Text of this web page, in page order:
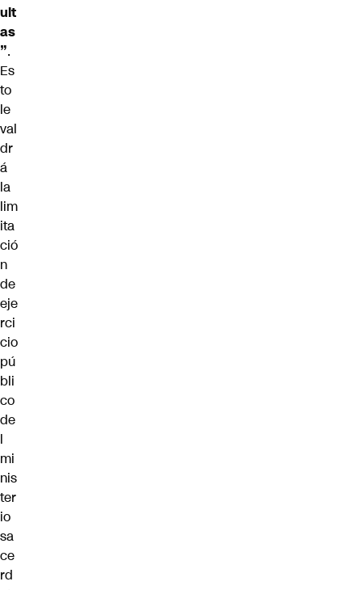
ult
as
”.
Es
to
le
val
dr
á
la
lim
ita
ció
n
de
eje
rci
cio
pú
bli
co
de
l
mi
nis
ter
io
sa
ce
rd